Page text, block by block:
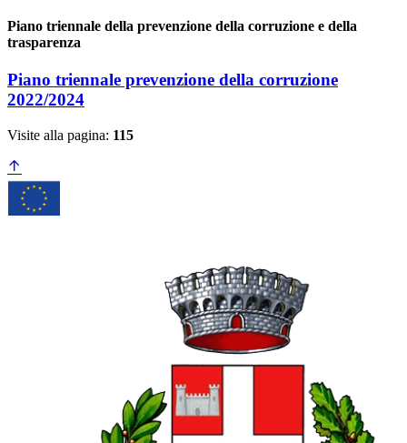
Piano triennale della prevenzione della corruzione e della
trasparenza
Piano triennale prevenzione della corruzione
2022/2024
Visite alla pagina: 115